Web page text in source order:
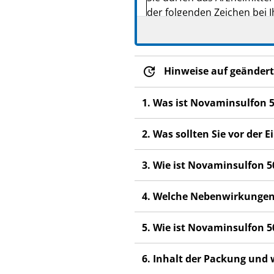
der folgenden Zeichen bei
in der Nase, im Mund und
Wenn bei Ihnen jemals
Arzneimittel ausgelöst
Lesen Sie die gesamte
beginnen, denn sie
Heben Sie die
Wenn Sie weitere
Dieses Arzneimittel
anderen Menschen
Wenn Sie
Nebenwirkungen, die
Hinweise auf
1. Was ist Novaminsulfon
2. Was sollten Sie vor der
3. Wie ist Novaminsulfon
4. Welche
5. Wie ist Novaminsulfon
6. Inhalt der Packung